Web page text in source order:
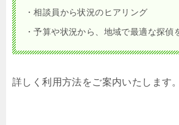
・相談員から状況のヒアリング
・予算や状況から、地域で最適な探偵
詳しく利用方法をご案内いたします。